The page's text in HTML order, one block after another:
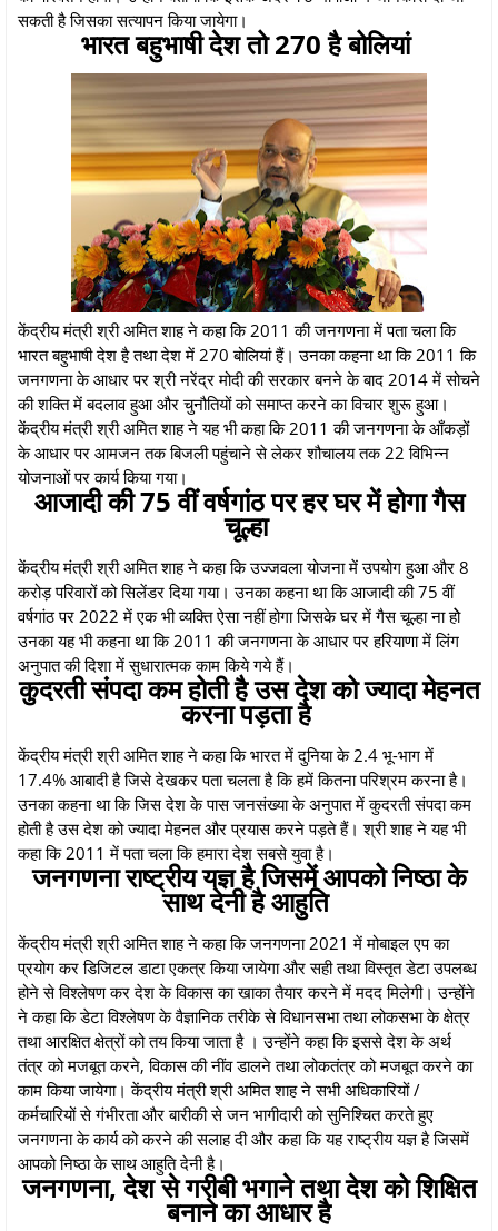
सकती है जिसका सत्यापन किया जायेगा।
भारत बहुभाषी देश तो 270 है बोलियां
केंद्रीय मंत्री श्री अमित शाह ने कहा कि 2011 की जनगणना में पता चला कि
भारत बहुभाषी देश है तथा देश में 270 बोलियां हैं। उनका कहना था कि 2011 कि
जनगणना के आधार पर श्री नरेंद्र मोदी की सरकार बनने के बाद 2014 में सोचने
की शक्ति में बदलाव हुआ और चुनौतियों को समाप्त करने का विचार शुरू हुआ।
केंद्रीय मंत्री श्री अमित शाह ने यह भी कहा कि 2011 की जनगणना के आँकड़ों
के आधार पर आमजन तक बिजली पहुंचाने से लेकर शौचालय तक 22 विभिन्न
योजनाओं पर कार्य किया गया।
आजादी की 75 वीं वर्षगांठ पर हर घर में होगा गैस
चूल्हा
केंद्रीय मंत्री श्री अमित शाह ने कहा कि उज्जवला योजना में उपयोग हुआ और 8
करोड़ परिवारों को सिलेंडर दिया गया। उनका कहना था कि आजादी की 75 वीं
वर्षगांठ पर 2022 में एक भी व्यक्ति ऐसा नहीं होगा जिसके घर में गैस चूल्हा ना होे
उनका यह भी कहना था कि 2011 की जनगणना के आधार पर हरियाणा में लिंग
अनुपात की दिशा में सुधारात्मक काम किये गये हैं।
कुदरती संपदा कम होती है उस देश को ज्यादा मेहनत
करना पड़ता है
केंद्रीय मंत्री श्री अमित शाह ने कहा कि भारत में दुनिया के 2.4 भू-भाग में
17.4% आबादी है जिसे देखकर पता चलता है कि हमें कितना परिश्रम करना है।
उनका कहना था कि जिस देश के पास जनसंख्या के अनुपात में कुदरती संपदा कम
होती है उस देश को ज्यादा मेहनत और प्रयास करने पड़ते हैं। श्री शाह ने यह भी
कहा कि 2011 में पता चला कि हमारा देश सबसे युवा है।
जनगणना राष्ट्रीय यज्ञ है जिसमें आपको निष्ठा के
साथ देनी है आहुति
केंद्रीय मंत्री श्री अमित शाह ने कहा कि जनगणना 2021 में मोबाइल एप का
प्रयोग कर डिजिटल डाटा एकत्र किया जायेगा और सही तथा विस्तृत डेटा उपलब्ध
होने से विश्लेषण कर देश के विकास का खाका तैयार करने में मदद मिलेगी। उन्होंने
ने कहा कि डेटा विश्लेषण के वैज्ञानिक तरीके से विधानसभा तथा लोकसभा के क्षेत्र
तथा आरक्षित क्षेत्रों को तय किया जाता है । उन्होंने कहा कि इससे देश के अर्थ
तंत्र को मजबूत करने, विकास की नींव डालने तथा लोकतंत्र को मजबूत करने का
काम किया जायेगा। केंद्रीय मंत्री श्री अमित शाह ने सभी अधिकारियों /
कर्मचारियों से गंभीरता और बारीकी से जन भागीदारी को सुनिश्चित करते हुए
जनगणना के कार्य को करने की सलाह दी और कहा कि यह राष्ट्रीय यज्ञ है जिसमें
आपको निष्ठा के साथ आहुति देनी है।
जनगणना, देश से गरीबी भगाने तथा देश को शिक्षित
बनाने का आधार है